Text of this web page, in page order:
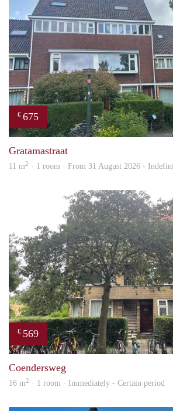
€ 675
Gratamastraat
11 m2 · 1 room · From 31 August 2026 -
€ 569
Coendersweg
16 m2 · 1 room · Immediately - Certain period